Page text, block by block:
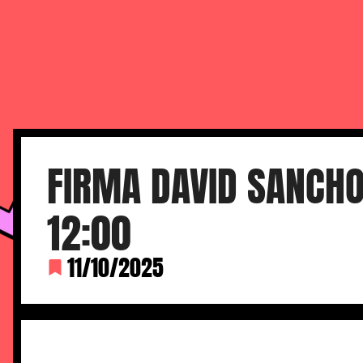
FIRMA DAVID
12:00
11/10/2025